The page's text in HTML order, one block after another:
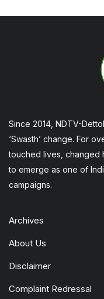
Since 2014, NDTV-
‘Swasth’ change. For
touched lives, changed
to emerge as one of
campaigns.
Archives
About Us
Disclaimer
Complaint Redressal